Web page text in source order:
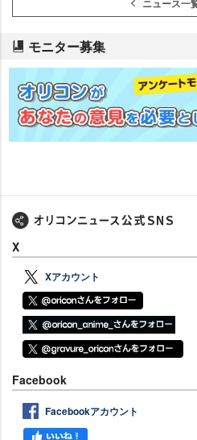
モニター募集
X
Xアカウント
Facebook
Facebookアカウント